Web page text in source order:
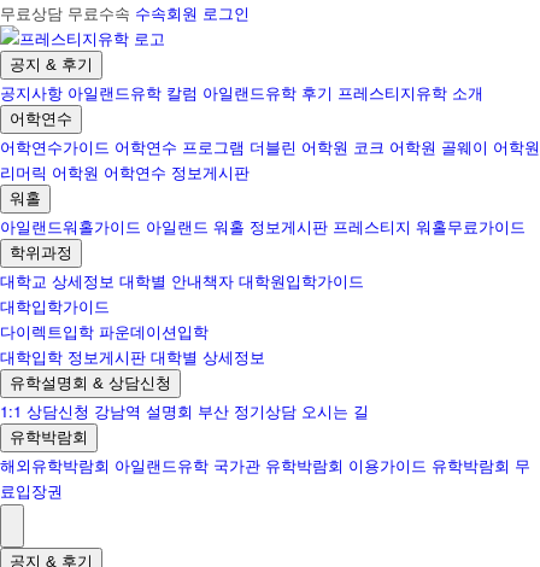
무료상담 무료수속 수속회원 로그인
공지 & 후기
공지사항 아일랜드유학 칼럼 아일랜드유학 후기 프레스티지유학 소개
어학연수
어학연수가이드 어학연수 프로그램 더블린 어학원 코크 어학원 골웨이 어학원
리머릭 어학원 어학연수 정보게시판
워홀
아일랜드워홀가이드 아일랜드 워홀 정보게시판 프레스티지 워홀무료가이드
학위과정
대학교 상세정보 대학별 안내책자 대학원입학가이드
대학입학가이드
다이렉트입학 파운데이션입학
대학입학 정보게시판 대학별 상세정보
유학설명회 & 상담신청
1:1 상담신청 강남역 설명회 부산 정기상담 오시는 길
유학박람회
해외유학박람회 아일랜드유학 국가관 유학박람회 이용가이드 유학박람회 무
료입장권
공지 & 후기